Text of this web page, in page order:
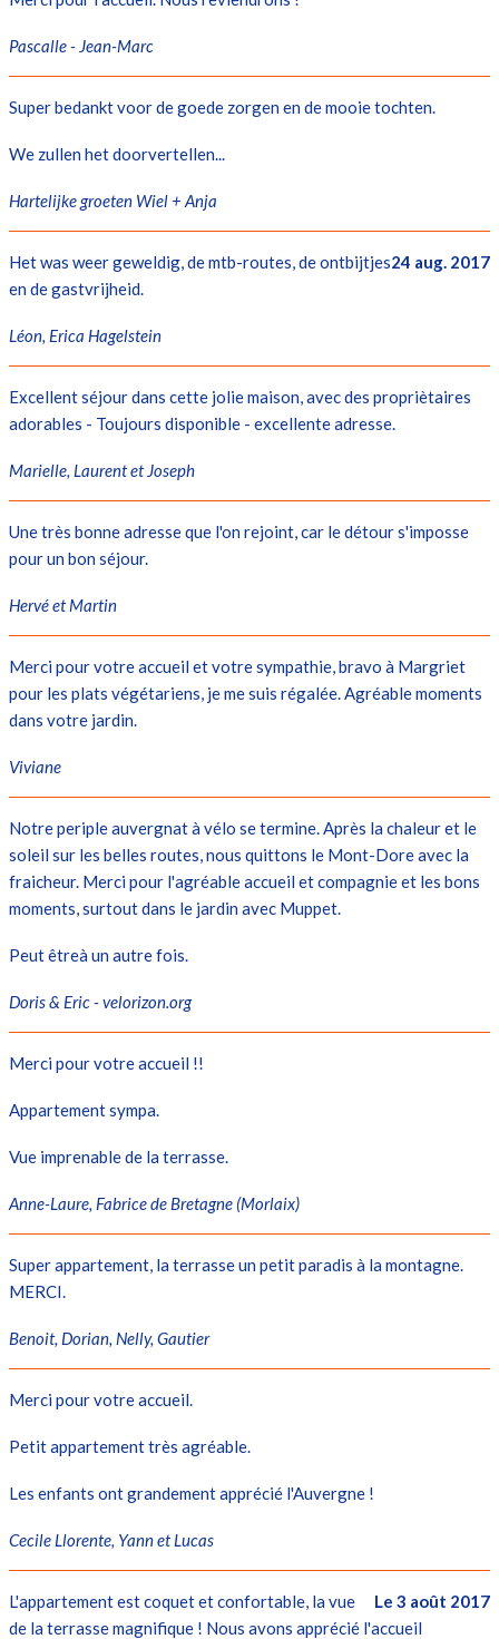
Pascalle - Jean-Marc
Super bedankt voor de goede zorgen en de mooie tochten.
We zullen het doorvertellen...
Hartelijke groeten Wiel + Anja
24 aug. 2017
Het was weer geweldig, de mtb-routes, de ontbijtjes
en de gastvrijheid.
Léon, Erica Hagelstein
Excellent séjour dans cette jolie maison, avec des propriètaires
adorables - Toujours disponible - excellente adresse.
Marielle, Laurent et Joseph
Une très bonne adresse que l'on rejoint, car le détour s'imposse
pour un bon séjour.
Hervé et Martin
Merci pour votre accueil et votre sympathie, bravo à Margriet
pour les plats végétariens, je me suis régalée. Agréable moments
dans votre jardin.
Viviane
Notre periple auvergnat à vélo se termine. Après la chaleur et le
soleil sur les belles routes, nous quittons le Mont-Dore avec la
fraicheur. Merci pour l'agréable accueil et compagnie et les bons
moments, surtout dans le jardin avec Muppet.
Peut êtreà un autre fois.
Doris & Eric - velorizon.org
Merci pour votre accueil !!
Appartement sympa.
Vue imprenable de la terrasse.
Anne-Laure, Fabrice de Bretagne (Morlaix)
Super appartement, la terrasse un petit paradis à la montagne.
MERCI.
Benoit, Dorian, Nelly, Gautier
Merci pour votre accueil.
Petit appartement très agréable.
Les enfants ont grandement apprécié l'Auvergne !
Cecile Llorente, Yann et Lucas
Le 3 août 2017
L'appartement est coquet et confortable, la vue
de la terrasse magnifique ! Nous avons apprécié l'accueil